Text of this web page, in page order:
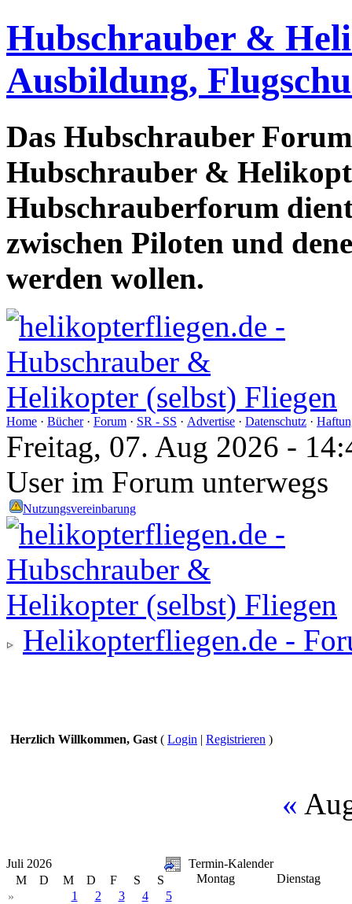
Hubschrauber &
Ausbildung,
Das Hubschrauber
Hubschrauber &
Hubschrauberforum
zwischen Piloten und
werden wollen.
Home · Bücher· Forum · SR - SS · Advertise · Datenschutz ·
Freitag, 07. Aug 2026 -
User im Forum unterwegs
Nutzungsvereinbarung
Helikopterfliegen.de -
Herzlich Willkommen, Gast ( Login | Registrieren )
«
Juli 2026
M
D M D F S
S
»
1 2 3 4
5
Termin-Kalender
Montag
Dienstag